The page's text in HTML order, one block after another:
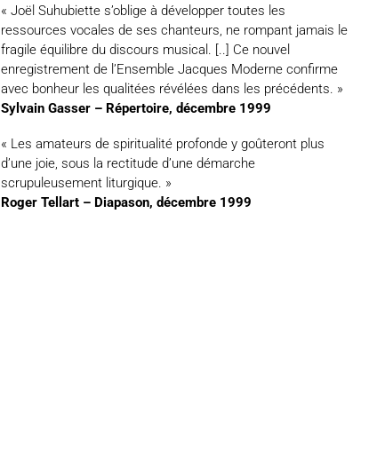
« Joël Suhubiette s’oblige à développer toutes les
ressources vocales de ses chanteurs, ne rompant jamais le
fragile équilibre du discours musical. [..] Ce nouvel
enregistrement de l’Ensemble Jacques Moderne confirme
avec bonheur les qualitées révélées dans les précédents. »
Sylvain Gasser – Répertoire, décembre 1999
« Les amateurs de spiritualité profonde y goûteront plus
d’une joie, sous la rectitude d’une démarche
scrupuleusement liturgique. »
Roger Tellart – Diapason, décembre 1999